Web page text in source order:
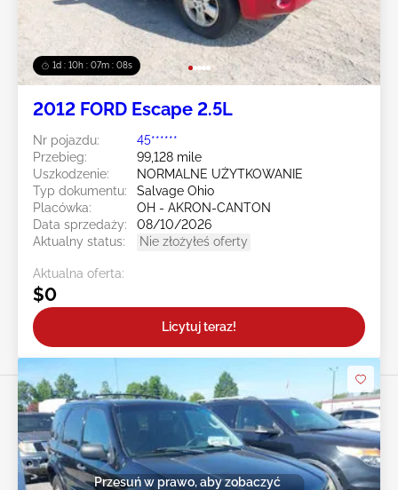
1d : 10h : 07m : 05s
2012 FORD Escape 2.5L
Nr pojazdu:
45******
Przebieg:
99,128 mile
Uszkodzenie:
NORMALNE UŻYTKOWANIE
Typ dokumentu:
Salvage Ohio
Placówka:
OH - AKRON-CANTON
Data sprzedaży:
08/10/2026
Aktualny status:
Nie złożyłeś oferty
Aktualna oferta:
$0
Licytuj teraz!
Przesuń w prawo, aby zobaczyć